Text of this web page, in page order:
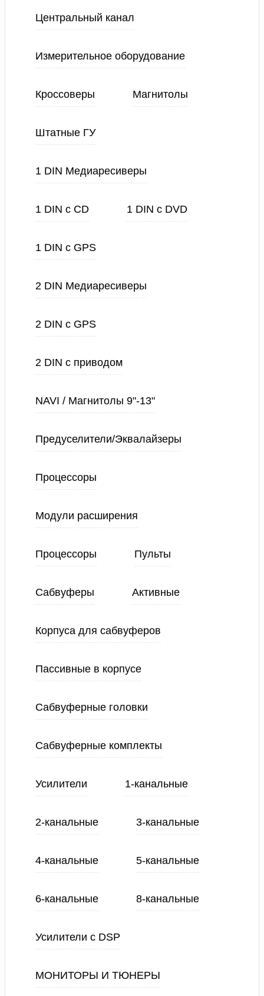
Центральный канал
Измерительное оборудование
Кроссоверы Магнитолы
Штатные ГУ
1 DIN Медиаресиверы
1 DIN с CD 1 DIN с DVD
1 DIN с GPS
2 DIN Медиаресиверы
2 DIN с GPS
2 DIN с приводом
NAVI / Магнитолы 9"-13"
Предуселители/Эквалайзеры
Процессоры
Модули расширения
Процессоры Пульты
Сабвуферы Активные
Корпуса для сабвуферов
Пассивные в корпусе
Сабвуферные головки
Сабвуферные комплекты
Усилители 1-канальные
2-канальные 3-канальные
4-канальные 5-канальные
6-канальные 8-канальные
Усилители с DSP
МОНИТОРЫ И ТЮНЕРЫ